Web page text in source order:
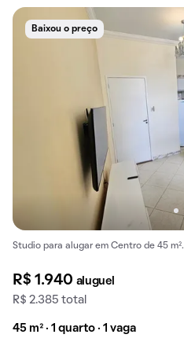
Baixou o preço
Studio para alugar em Centro de 45 m².
R$ 1.940 aluguel
R$ 2.385 total
45 m² · 1 quarto · 1 vaga